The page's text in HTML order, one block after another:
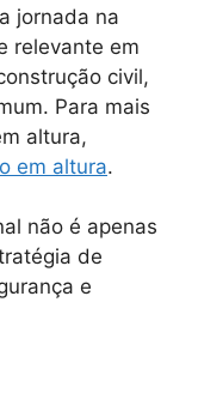
jornada na
relevante em
civil,
Para mais
altura,
em altura.
não é apenas
de
e